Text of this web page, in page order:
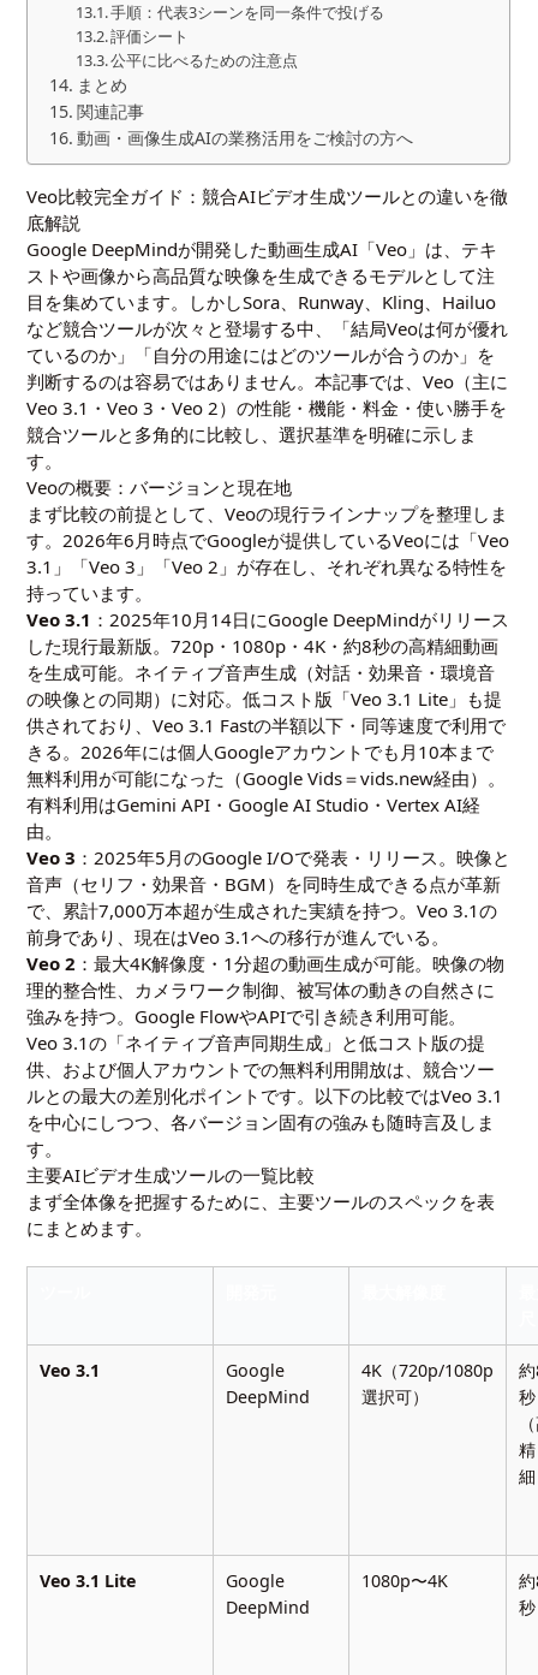
手順：代表3シーンを同一条件で投げる
評価シート
公平に比べるための注意点
まとめ
関連記事
動画・画像生成AIの業務活用をご検討の方へ
Veo比較完全ガイド：競合AIビデオ生成ツールとの違いを徹
底解説
Google DeepMindが開発した動画生成AI「Veo」は、テキ
ストや画像から高品質な映像を生成できるモデルとして注
目を集めています。しかしSora、 Runway、Kling、Hailuo
など競合ツールが次々と登場する中、「結局Veoは何が優れ
ているのか」「自分の用途にはどのツールが合うのか」を
判断するのは容易ではありません。本記事では、Veo（主に
Veo 3.1・Veo 3・Veo 2）の性能・機能・料金・使い勝手を
競合ツールと多角的に比較し、選択基準を明確に示しま
す。
Veoの概要：バージョンと現在地
まず比較の前提として、Veoの現行ラインナップを整理しま
す。2026年6月時点でGoogleが提供しているVeoには「Veo
3.1」「Veo 3」「Veo 2」が存在し、それぞれ異なる特性を
持っています。
Veo 3.1 ：2025年10月14日にGoogle DeepMindがリリース
した現行最新版。720p・1080p・4K・約8秒の高精細動画
を生成可能。ネイティブ音声生成（対話・効果音・環境音
の映像との同期）に対応。低コスト版「Veo 3.1 Lite」も提
供されており、Veo 3.1 Fastの半額以下・同等速度で利用で
きる。2026年には個人Googleアカウントでも月10本まで
無料利用が可能になった（Google Vids＝vids.new経由）。
有料利用はGemini API・Google AI Studio・Vertex AI経
由。
Veo 3 ：2025年5月のGoogle I/Oで発表・リリース。映像と
音声（セリフ・効果音・BGM）を同時生成できる点が革新
で、累計7,000万本超が生成された実績を持つ。Veo 3.1の
前身であり、現在はVeo 3.1への移行が進んでいる。
Veo 2 ：最大4K解像度・1分超の動画生成が可能。映像の物
理的整合性、カメラワーク制御、被写体の動きの自然さに
強みを持つ。Google FlowやAPIで引き続き利用可能。
Veo 3.1の「ネイティブ音声同期生成」と低コスト版の提
供、および個人アカウントでの無料利用開放は、競合ツー
ルとの最大の差別化ポイントです。以下の比較ではVeo 3.1
を中心にしつつ、各バージョン固有の強みも随時言及しま
す。
主要AIビデオ生成ツールの一覧比較
まず全体像を把握するために、主要ツールのスペックを表
にまとめます。
Veo 3.1
Google
DeepMind
4K（720p/1080p
選択可）
秒
精
Veo 3.1 Lite
Google
DeepMind
1080p〜4K
秒